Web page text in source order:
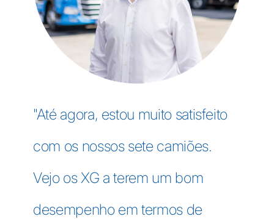
"Até agora, estou muito satisfeito
com os nossos sete camiões.
Vejo os XG a terem um bom
desempenho em termos de